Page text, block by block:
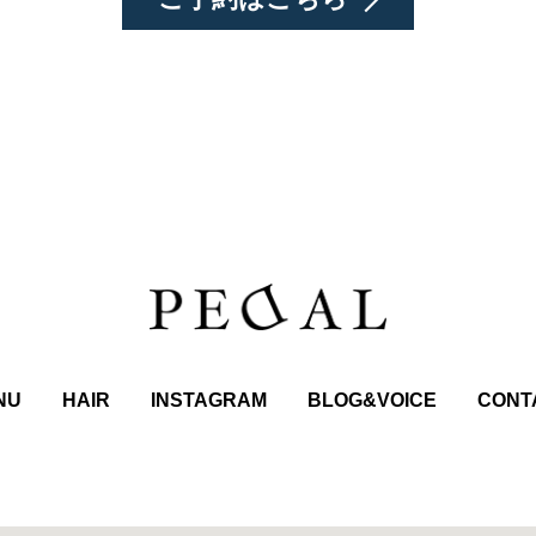
HAIR INSTAGRAM BLOG&VOICE